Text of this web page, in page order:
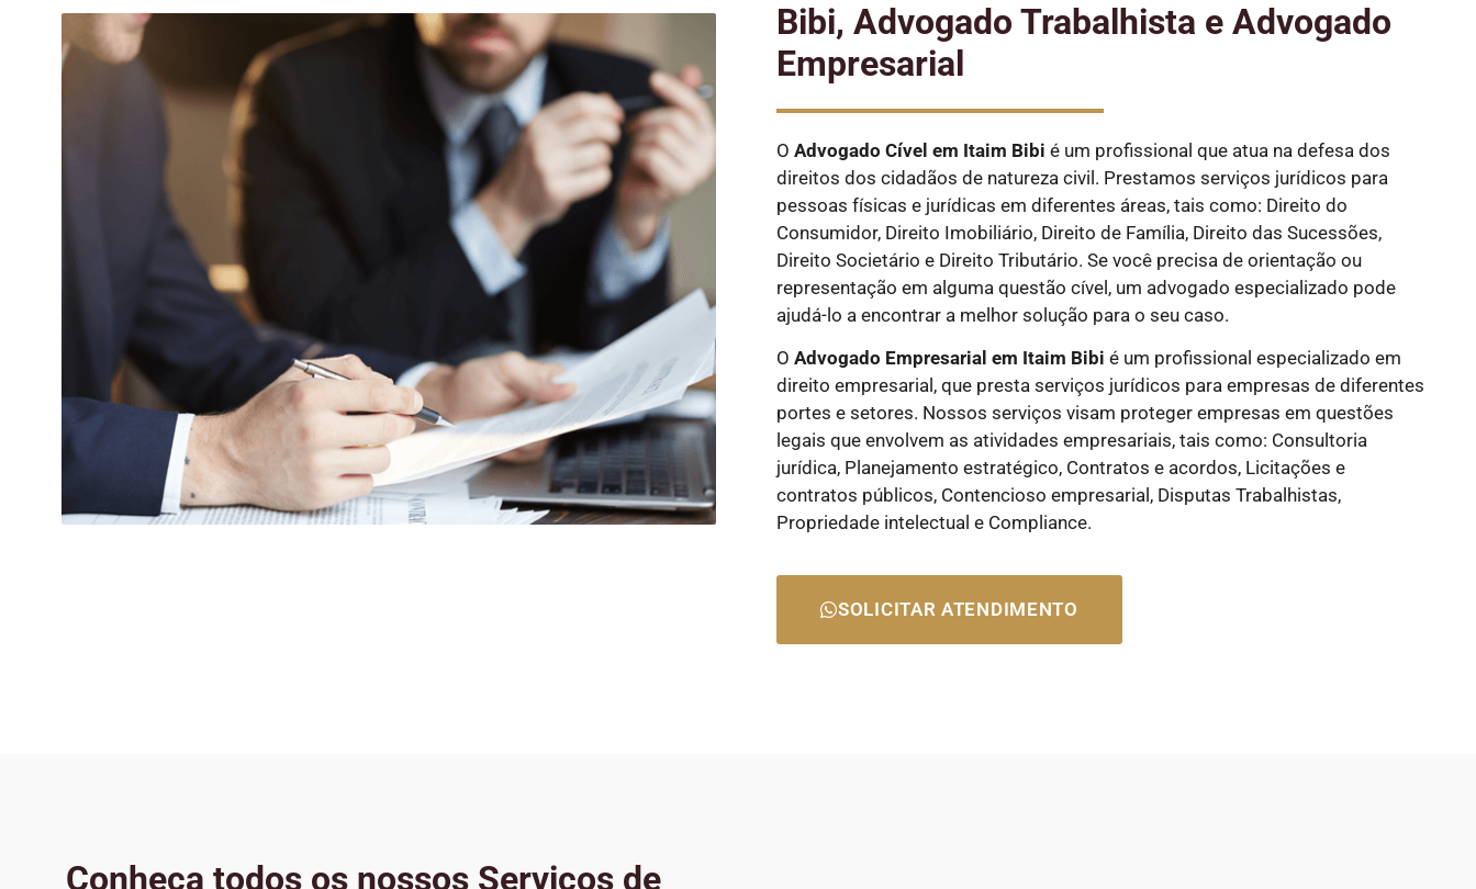
Bibi, Advogado Trabalhista e Advogado
Empresarial
OAdvogado Cívelem Itaim Bibi é um profissional que atua na defesa dos
direitos dos cidadãos de natureza civil. Prestamos serviços jurídicos para
pessoas físicas e jurídicas em diferentes áreas, tais como: Direito do
Consumidor, Direito Imobiliário, Direito de Família, Direito das Sucessões,
Direito Societário e Direito Tributário. Se você precisa de orientação ou
representação em alguma questão cível, um advogado especializado pode
ajudá-lo a encontrar a melhor solução para o seu caso.
OAdvogado Empresarial em Itaim Bibi é um profissional especializado em
direito empresarial, que presta serviços jurídicos para empresas de diferentes
portes e setores. Nossos serviços visam proteger empresas em questões
legais que envolvem as atividades empresariais, tais como: Consultoria
jurídica, Planejamento estratégico, Contratos e acordos, Licitações e
contratos públicos, Contencioso empresarial, Disputas Trabalhistas,
Propriedade intelectual e Compliance.
SOLICITAR ATENDIMENTO
Conheça todos os nossos Serviços de